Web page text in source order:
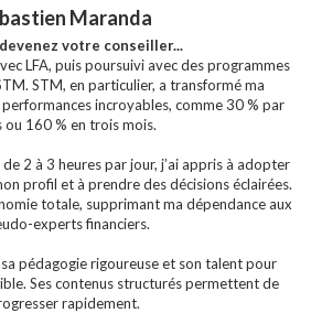
Maranda
votre conseiller...
LFA, puis poursuivi avec des programmes
STM, en particulier, a transformé ma
incroyables, comme 30 % par
ou 160 % en trois mois.
2 à 3 heures par jour, j’ai appris à adopter
profil et à prendre des décisions éclairées.
totale, supprimant ma dépendance aux
experts financiers.
pédagogie rigoureuse et son talent pour
Ses contenus structurés permettent de
rapidement.